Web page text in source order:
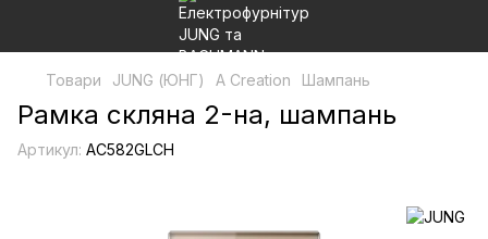
Товари JUNG (ЮНГ) A Creation Шампань
Рамка скляна 2-на, шампань
Артикул: AC582GLCH